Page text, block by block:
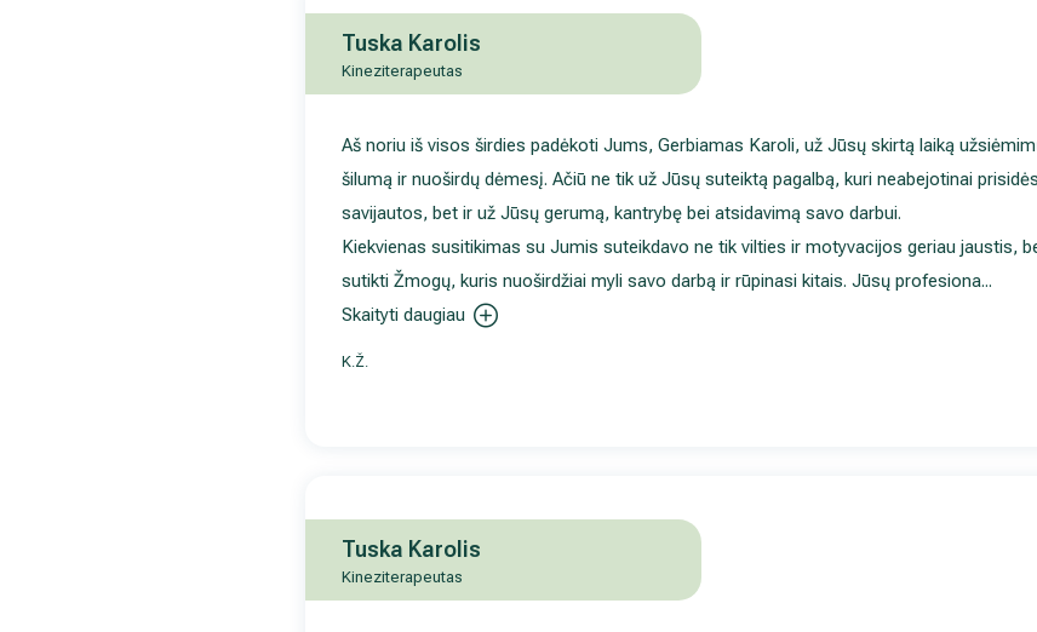
Tuska Karolis
Kineziterapeutas
Aš noriu iš visos širdies padėkoti Jums, Gerbiamas Karoli, už Jūsų skirtą laiką
šilumą ir nuoširdų dėmesį. Ačiū ne tik už Jūsų suteiktą pagalbą, kuri neabejotinai
savijautos, bet ir už Jūsų gerumą, kantrybę bei atsidavimą savo darbui.
Kiekvienas susitikimas su Jumis suteikdavo ne tik vilties ir motyvacijos geriau jaustis,
sutikti Žmogų, kuris nuoširdžiai myli savo darbą ir rūpinasi kitais. Jūsų profesiona...
Skaityti daugiau
K.Ž.
Tuska Karolis
Kineziterapeutas